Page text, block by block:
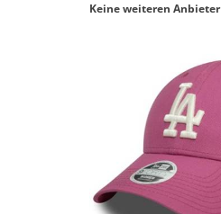
Keine weiteren Anbieter